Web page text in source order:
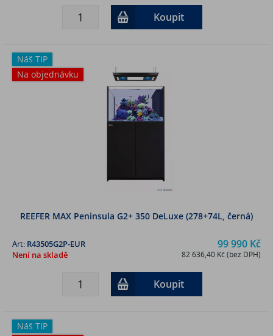
Koupit
Náš TIP
Na objednávku
REEFER MAX Peninsula G2+ 350 DeLuxe (278+74L, černá)
99 990 Kč
82 636,40 Kč (bez DPH)
Art: R43505G2P-EUR
Není na skladě
Koupit
Náš TIP